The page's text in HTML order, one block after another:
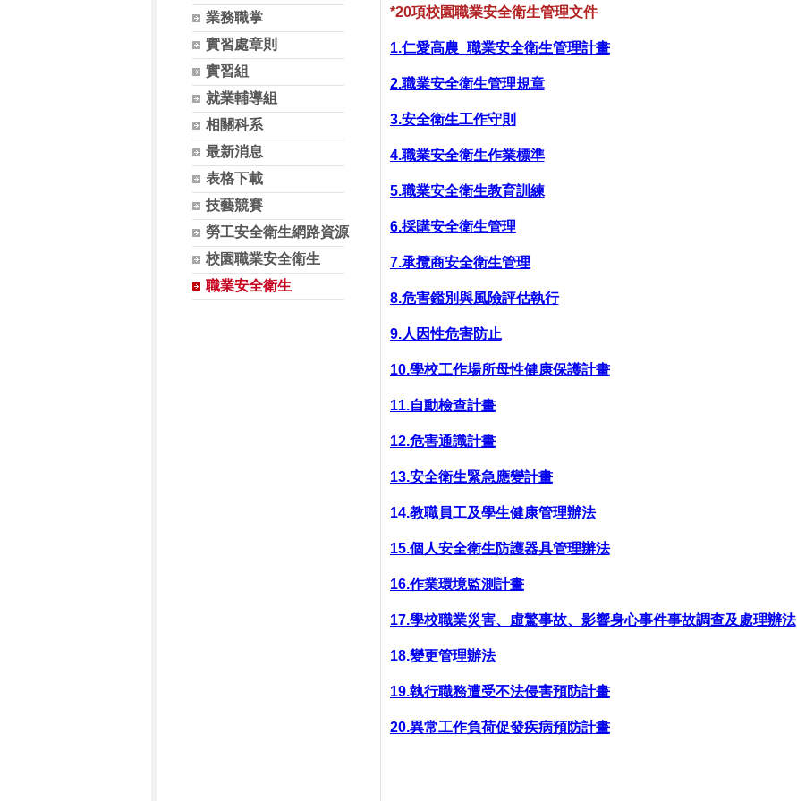
業務職掌
實習處章則
實習組
就業輔導組
相關科系
最新消息
表格下載
技藝競賽
勞工安全衛生網路資源
校園職業安全衛生
職業安全衛生
*20項校園職業安全衛生管理文件
1.仁愛高農_職業安全衛生管理計畫
2.職業安全衛生管理規章
3.安全衛生工作守則
4.職業安全衛生作業標準
5.職業安全衛生教育訓練
6.採購安全衛生管理
7.承攬商安全衛生管理
8.危害鑑別與風險評估執行
9.人因性危害防止
10.學校工作場所母性健康保護計畫
11.自動檢查計畫
12.危害通識計畫
13.安全衛生緊急應變計畫
14.教職員工及學生健康管理辦法
15.個人安全衛生防護器具管理辦法
16.作業環境監測計畫
17.學校職業災害、虛驚事故、影響身心事件事故調查及處理辦法
18.變更管理辦法
19.執行職務遭受不法侵害預防計畫
20.異常工作負荷促發疾病預防計畫